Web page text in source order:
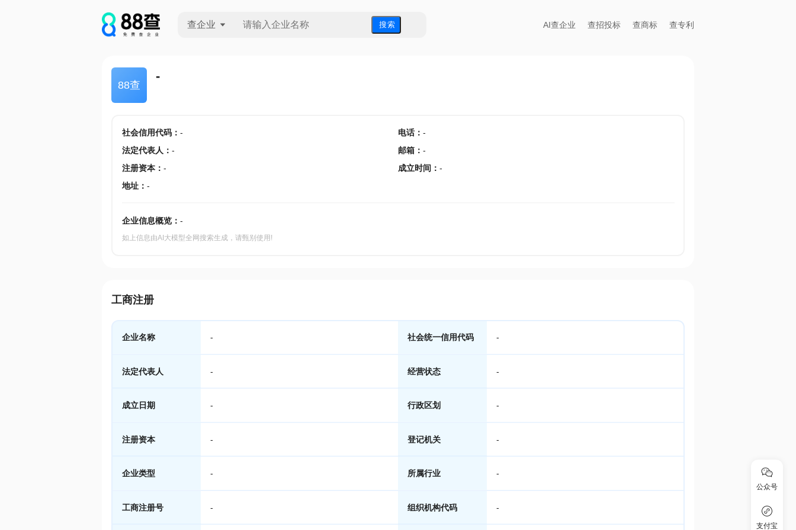
查企业 搜 索 AI查企业 查招投标 查商标 查专利
88查
-
社会信用代码： - 电话： -
法定代表人 ： - 邮箱 ： -
注册资本： - 成立时间 ： -
地址： -
企业信息概览： -
如上信息由AI大模型全网搜索生成，请甄别使用!
工商注册
企业名称 - 社会统一信用代码 -
法定代表人 - 经营状态 -
成立日期 - 行政区划 -
注册资本 - 登记机关 -
企业类型 - 所属行业 -
工商注册号 - 组织机构代码 -
公众号
支付宝